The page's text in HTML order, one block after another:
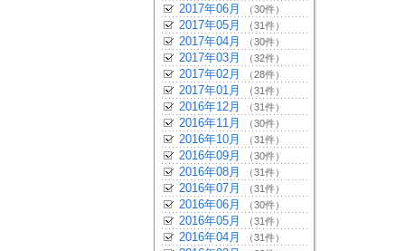
2017年06月 （30件）
2017年05月 （31件）
2017年04月 （30件）
2017年03月 （32件）
2017年02月 （28件）
2017年01月 （31件）
2016年12月 （31件）
2016年11月 （30件）
2016年10月 （31件）
2016年09月 （30件）
2016年08月 （31件）
2016年07月 （31件）
2016年06月 （30件）
2016年05月 （31件）
2016年04月 （31件）